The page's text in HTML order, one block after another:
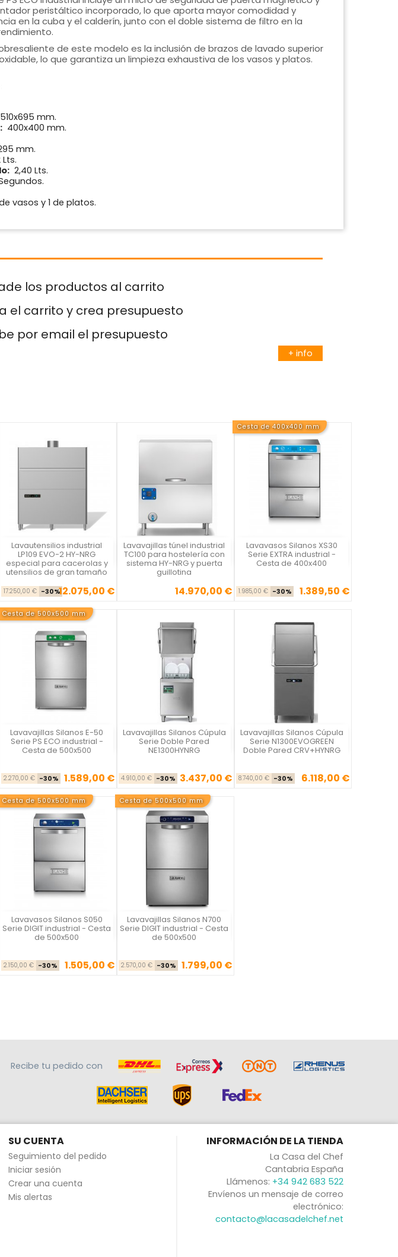
peristáltico incorporado, lo que aporta mayor comodidad y
en la cuba y el calderín, junto con el doble sistema de filtro en la
de este modelo es la inclusión de brazos de lavado superior
lo que garantiza un limpieza exhaustiva de los vasos y platos.
mm.
400x400 mm.
mm.
Lts.
2,40 Lts.
vasos y 1 de platos.
los productos al carrito
el carrito y crea presupuesto
por email el presupuesto
+ info
Lavautensilios industrial
LP109 EVO-2 HY-NRG
especial para cacerolas y
utensilios de gran tamaño
Precio base
17.250,00 € -30% Precio
12.075,00 €

Vista rápida Lavavajillas túnel industrial
TC100 para hostelería con
sistema HY-NRG y puerta
guillotina
Precio
14.970,00 €

Vista rápida
Cesta de 400x400 mm
Lavavasos Silanos XS30
Serie EXTRA industrial -
Cesta de 400x400
Precio base
1.985,00 € -30% Precio
1.389,50 €

Vista rápida
Cesta de 500x500 mm
Lavavajillas Silanos E-50
Serie PS ECO industrial -
Cesta de 500x500
Precio base
2.270,00 € -30% Precio
1.589,00 €

Vista rápida Lavavajillas Silanos Cúpula
Serie Doble Pared
NE1300HYNRG
Precio base
4.910,00 € -30% Precio
3.437,00 €

Vista rápida Lavavajillas Silanos Cúpula
Serie N1300EVOGREEN
Doble Pared CRV+HYNRG
Precio base
8.740,00 € -30% Precio
6.118,00 €

Vista rápida
Cesta de 500x500 mm
Lavavasos Silanos S050
Serie DIGIT industrial - Cesta
de 500x500
Precio base
2.150,00 € -30% Precio
1.505,00 €

Vista rápida
Cesta de 500x500 mm
Lavavajillas Silanos N700
Serie DIGIT industrial - Cesta
de 500x500
Precio base
2.570,00 € -30% Precio
1.799,00 €

Vista rápida
Recibe tu pedido con
SU CUENTA
Seguimiento del pedido
Iniciar sesión
Crear una cuenta
Mis alertas
INFORMACIÓN DE LA TIENDA
La Casa del Chef
Cantabria España
Llámenos: +34 942 683 522
Envíenos un mensaje de correo
electrónico:
contacto@lacasadelchef.net